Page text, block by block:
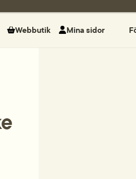
Webbutik Mina sidor